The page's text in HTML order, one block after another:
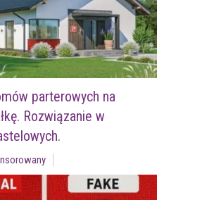
parterowych na
Rozwiązanie w